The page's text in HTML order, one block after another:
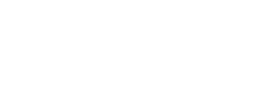
Se il codice termina con XXX,
segnalare che non gestisce il
chiedi di annullare la transazione.